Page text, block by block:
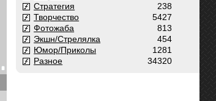
238
Стратегия
5427
Творчество
813
Фотожаба
454
Экшн/Стрелялка
1281
Юмор/Приколы
34320
Разное